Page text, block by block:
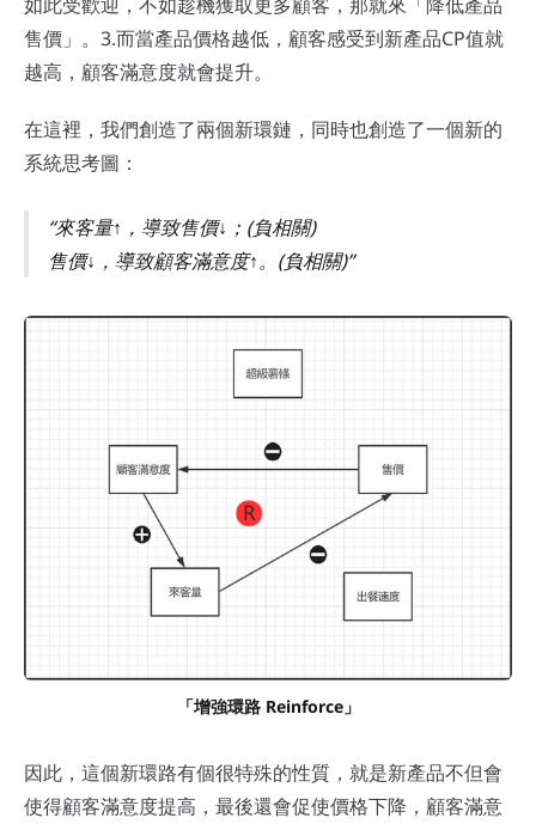
如此受歡迎，不如趁機獲取更多顧客，那就來「降低產品
售價」。3.而當產品價格越低，顧客感受到新產品CP值就
越高，顧客滿意度就會提升。
在這裡，我們創造了兩個新環鏈，同時也創造了一個新的
系統思考圖：
來客量↑，導致售價↓；(負相關)
售價↓，導致顧客滿意度↑。(負相關)
「增強環路 Reinforce」
因此，這個新環路有個很特殊的性質，就是新產品不但會
使得顧客滿意度提高，最後還會促使價格下降，顧客滿意